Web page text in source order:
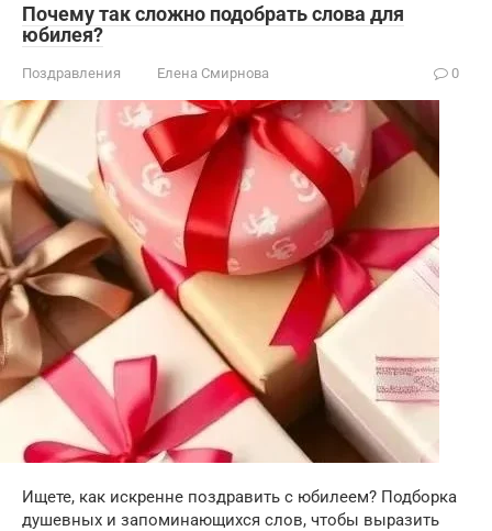
Почему так сложно подобрать слова для
юбилея?
Поздравления Елена Смирнова 0
Ищете, как искренне поздравить с юбилеем? Подборка
душевных и запоминающихся слов, чтобы выразить